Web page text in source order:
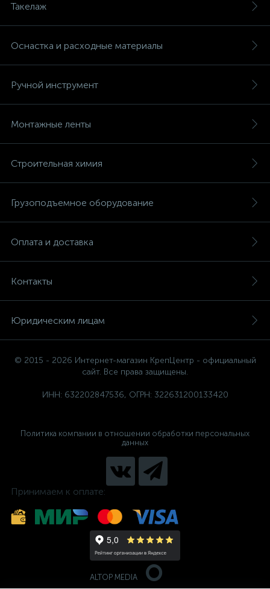
Такелаж
Оснастка и расходные материалы
Ручной инструмент
Монтажные ленты
Строительная химия
Грузоподъемное оборудование
Оплата и доставка
Контакты
Юридическим лицам
© 2015 - 2026 Интернет-магазин КрепЦентр - официальный
сайт. Все права защищены.
ИНН: 632202847536, ОГРН: 322631200133420
Политика компании в отношении обработки персональных
данных
Принимаем к оплате:
ALTOP MEDIA